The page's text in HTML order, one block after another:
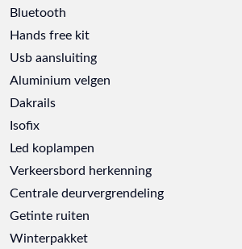
Bluetooth
Hands free kit
Usb aansluiting
Aluminium velgen
Dakrails
Isofix
Led koplampen
Verkeersbord herkenning
Centrale deurvergrendeling
Getinte ruiten
Winterpakket